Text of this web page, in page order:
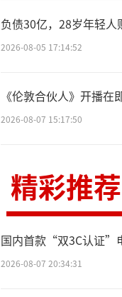
示，主要
档，二季
收增速超
品铺市
售实现翻
遇，探索
对于
负债30亿，28岁年轻人
2026-08-05 17:14:52
《伦敦合伙人》开播
2026-08-07 15:17:50
精彩推荐
国内首款“双3C认证”
2026-08-07 20:34:31